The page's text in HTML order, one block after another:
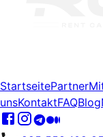
StartseitePartner
unsKontaktFAQBlog